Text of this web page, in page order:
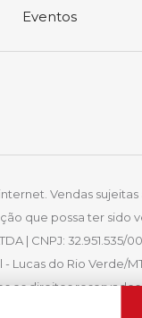
Eventos
Vendas
que possa ter sido
| CNPJ: 32.951.535/
Lucas do Rio Verde/
os direitos reservados.